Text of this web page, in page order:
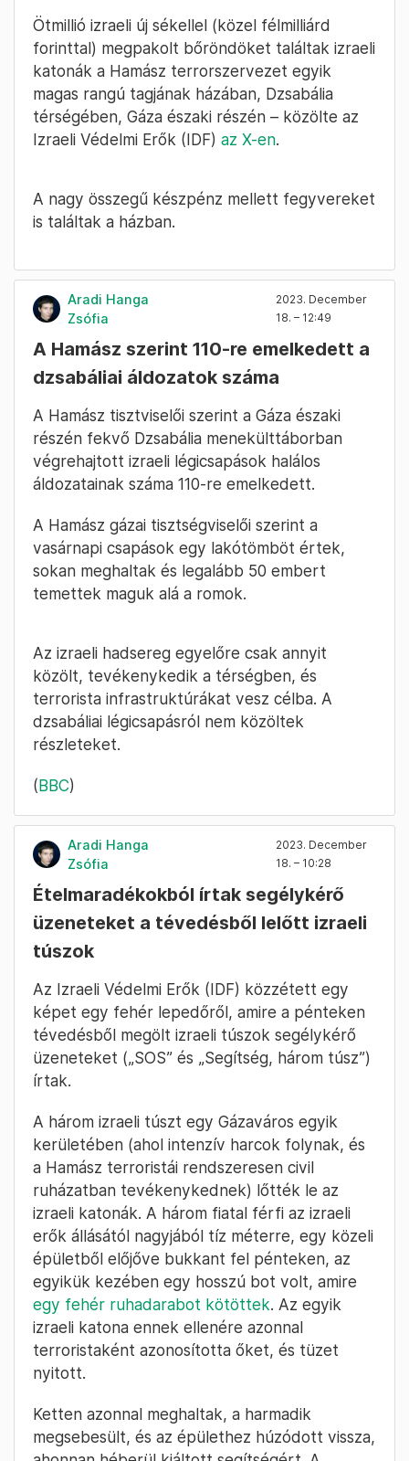
Ötmillió izraeli új sékellel (közel félmilliárd
forinttal) megpakolt bőröndöket találtak izraeli
katonák a Hamász terrorszervezet egyik
magas rangú tagjának házában, Dzsabália
térségében, Gáza északi részén – közölte az
Izraeli Védelmi Erők (IDF) az X-en.
A nagy összegű készpénz mellett fegyvereket
is találtak a házban.
Aradi Hanga
Zsófia
2023. December
18. – 12:49
A Hamász szerint 110-re emelkedett a
dzsabáliai áldozatok száma
A Hamász tisztviselői szerint a Gáza északi
részén fekvő Dzsabália menekülttáborban
végrehajtott izraeli légicsapások halálos
áldozatainak száma 110-re emelkedett.
A Hamász gázai tisztségviselői szerint a
vasárnapi csapások egy lakótömböt értek,
sokan meghaltak és legalább 50 embert
temettek maguk alá a romok.
Az izraeli hadsereg egyelőre csak annyit
közölt, tevékenykedik a térségben, és
terrorista infrastruktúrákat vesz célba. A
dzsabáliai légicsapásról nem közöltek
részleteket.
(BBC)
Aradi Hanga
Zsófia
2023. December
18. – 10:28
Ételmaradékokból írtak segélykérő
üzeneteket a tévedésből lelőtt izraeli
túszok
Az Izraeli Védelmi Erők (IDF) közzétett egy
képet egy fehér lepedőről, amire a pénteken
tévedésből megölt izraeli túszok segélykérő
üzeneteket („SOS” és „Segítség, három túsz”)
írtak.
A három izraeli túszt egy Gázaváros egyik
kerületében (ahol intenzív harcok folynak, és
a Hamász terroristái rendszeresen civil
ruházatban tevékenykednek) lőtték le az
izraeli katonák. A három fiatal férfi az izraeli
erők állásától nagyjából tíz méterre, egy közeli
épületből előjőve bukkant fel pénteken, az
egyikük kezében egy hosszú bot volt, amire
egy fehér ruhadarabot kötöttek. Az egyik
izraeli katona ennek ellenére azonnal
terroristaként azonosította őket, és tüzet
nyitott.
Ketten azonnal meghaltak, a harmadik
megsebesült, és az épülethez húzódott vissza,